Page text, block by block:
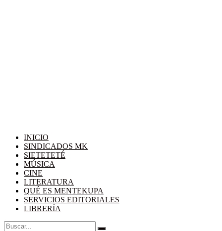
INICIO
SINDICADOS MK
SIETETETÉ
MÚSICA
CINE
LITERATURA
QUÉ ES MENTEKUPA
SERVICIOS EDITORIALES
LIBRERÍA